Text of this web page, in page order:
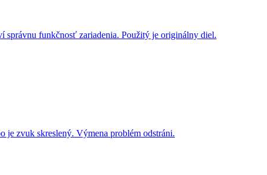
správnu funkčnosť zariadenia. Použitý je originálny diel.
je zvuk skreslený. Výmena problém odstráni.